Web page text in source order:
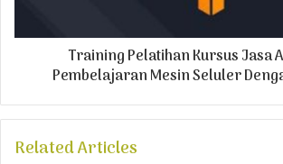
Training Pelatihan Kursus Jasa
Pembelajaran Mesin Seluler
Related Articles